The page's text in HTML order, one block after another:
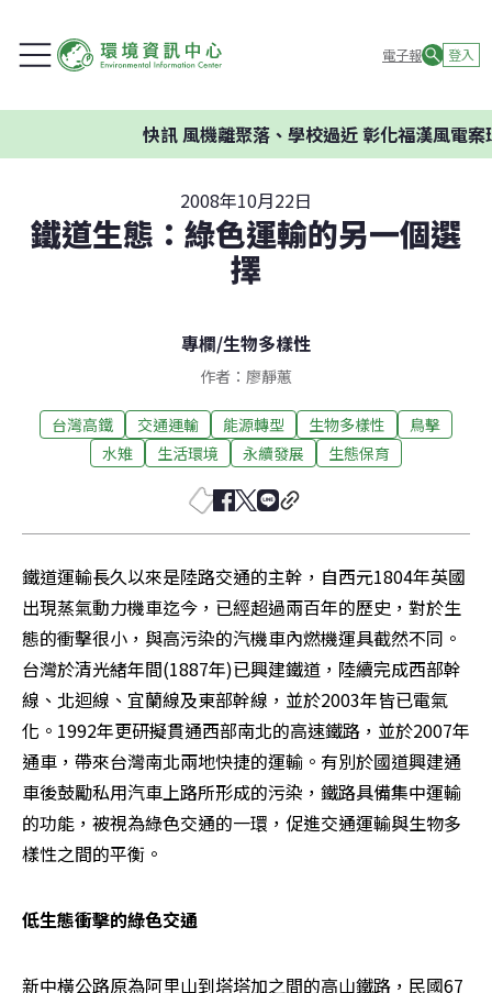
電子報 登入
快訊風機離聚落、學校過近 彰化福漢風電案環
2008年10月22日
鐵道生態：綠色運輸的另一個選
擇
專欄/生物多樣性
作者：廖靜蕙
台灣高鐵 交通運輸 能源轉型 生物多樣性
鳥擊
水雉
生活環境 永續發展 生態保育
鐵道運輸長久以來是陸路交通的主幹，自西元1804年英國
出現蒸氣動力機車迄今，已經超過兩百年的歷史，對於生
態的衝擊很小，與高污染的汽機車內燃機運具截然不同。
台灣於清光緒年間(1887年)已興建鐵道，陸續完成西部幹
線、北迴線、宜蘭線及東部幹線，並於2003年皆已電氣
化。1992年更研擬貫通西部南北的高速鐵路，並於2007年
通車，帶來台灣南北兩地快捷的運輸。有別於國道興建通
車後鼓勵私用汽車上路所形成的污染，鐵路具備集中運輸
的功能，被視為綠色交通的一環，促進交通運輸與生物多
樣性之間的平衡。
低生態衝擊的綠色交通
新中橫公路原為阿里山到塔塔加之間的高山鐵路，民國67